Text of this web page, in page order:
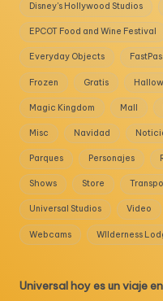
Disney's Hollywood Studios
EPCOT Food and Wine Festival
Everyday Objects
Frozen Gratis
Magic Kingdom Mall
Misc Navidad
Parques Personajes
Shows Store
Universal Studios Video
Webcams WIlderness
Universal hoy es un viaje